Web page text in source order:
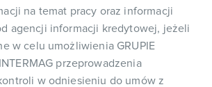
na temat pracy oraz informacji
agencji informacji kredytowej, jeżeli
w celu umożliwienia GRUPIE
przeprowadzenia
w odniesieniu do umów z